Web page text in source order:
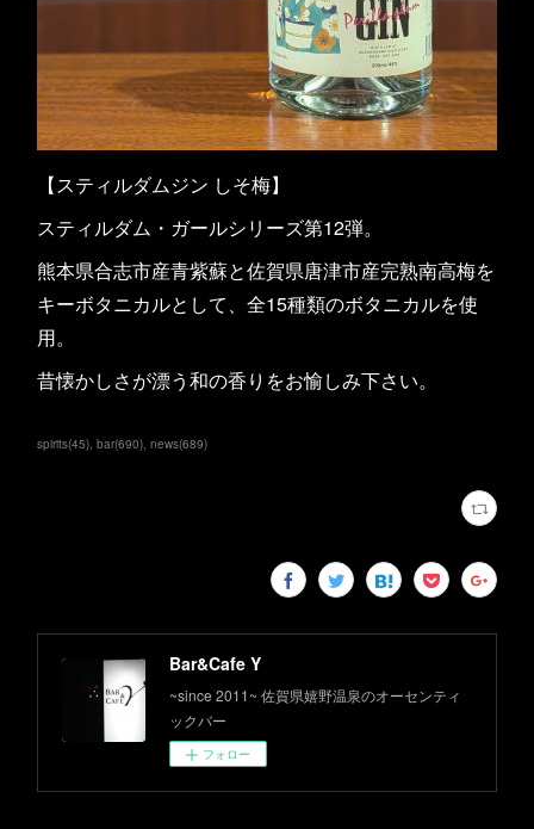
【スティルダムジン しそ梅】
スティルダム・ガールシリーズ第12弾。
熊本県合志市産青紫蘇と佐賀県唐津市産完熟南高梅を
キーボタニカルとして、全15種類のボタニカルを使
用。
昔懐かしさが漂う和の香りをお愉しみ下さい。
spirits(45) bar(690) news(689)
Bar&Cafe Y
~since 2011~ 佐賀県嬉野温泉のオーセンティ
ックバー
フォロー